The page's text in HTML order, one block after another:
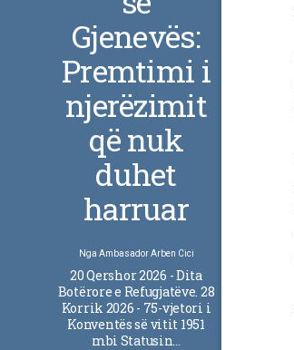
Gjenevës:
Premtimi i
njerëzimit
që nuk
duhet
harruar
Nga Ambasador Arben Cici
20 Qershor 2026 - Dita
Botërore e Refugjatëve. 28
Korrik 2026 - 75-vjetori i
Konventës së vitit 1951
mbi Statusin…